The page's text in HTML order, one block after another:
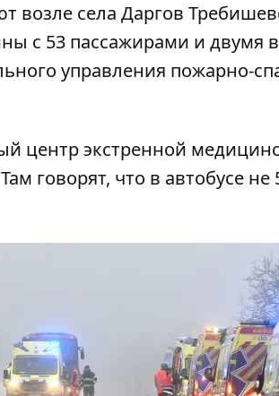
возле села Даргов
с 53 пассажирами и двумя
управления пожарно-
центр экстренной
говорят, что в автобусе